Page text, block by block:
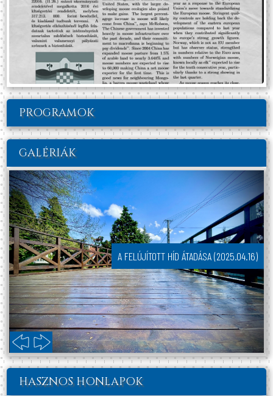
PROGRAMOK
GALÉRIÁK
A FELÚJÍTOTT HÍD ÁTADÁSA (2025.04.16)
HASZNOS HONLAPOK